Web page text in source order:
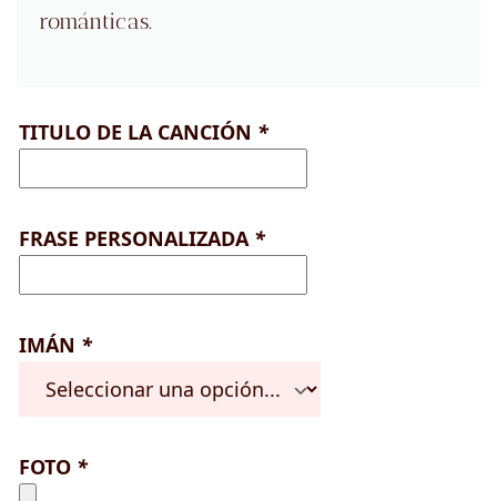
románticas.
TITULO DE LA CANCIÓN *
FRASE PERSONALIZADA *
IMÁN *
FOTO *